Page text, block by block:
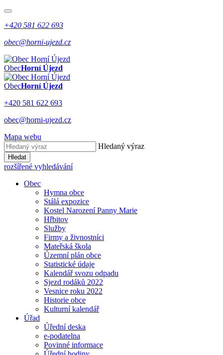
+420 581 622 693
obec@horni-ujezd.cz
ObecHorní Újezd
ObecHorní Újezd
+420 581 622 693
obec@horni-ujezd.cz
Mapa webu
Hledaný výraz
Hledat
rozšířené vyhledávání
Obec
Hymna obce
Stálá expozice
Kostel Narození Panny Marie
Hřbitov
Služby
Firmy a živnostníci
Mateřská škola
Územní plán obce
Statistické údaje
Kalendář svozu odpadu
Sjezd rodáků 2022
Vesnice roku 2022
Historie obce
Kulturní kalendář
Úřad
Úřední deska
e-podatelna
Povinné informace